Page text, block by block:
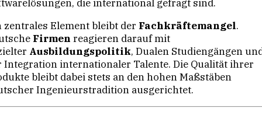
die international gefragt sind.
zentrales Element bleibt der Fachkräftemangel.
Firmen reagieren darauf mit
Ausbildungspolitik, Dualen Studiengängen
Integration internationaler Talente. Die Qualität ihrer
bleibt dabei stets an den hohen Maßstäben
Ingenieurstradition ausgerichtet.